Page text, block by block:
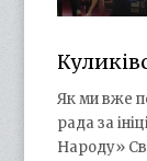
Як ми вже
рада за
Народу»